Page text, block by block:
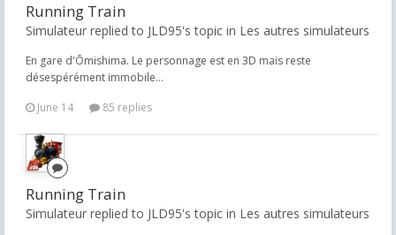
Running Train
Simulateur replied to JLD95's topic in Les autres simulateurs
En gare d'Ōmishima. Le personnage est en 3D mais reste
désespérément immobile...
June 14
85 replies
Running Train
Simulateur replied to JLD95's topic in Les autres simulateurs